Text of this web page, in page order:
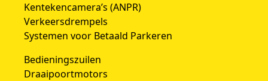
Kentekencamera’s (ANPR)
Verkeersdrempels
Systemen voor Betaald Parkeren
Bedieningszuilen
Draaipoortmotors